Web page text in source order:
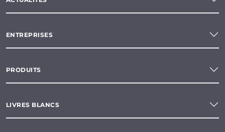
ENTREPRISES
PRODUITS
LIVRES BLANCS